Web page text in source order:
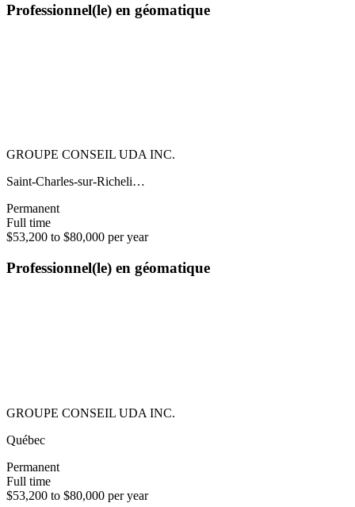
Professionnel(le) en géomatique
GROUPE CONSEIL UDA INC.
Saint-Charles-sur-Richeli…
Permanent
Full time
$53,200 to $80,000 per year
Professionnel(le) en géomatique
GROUPE CONSEIL UDA INC.
Québec
Permanent
Full time
$53,200 to $80,000 per year